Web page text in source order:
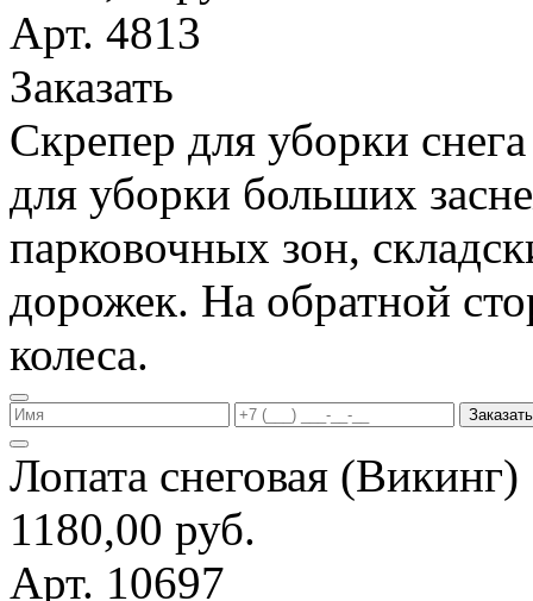
Арт. 4813
Заказать
Скрепер для уборки
для уборки больших
парковочных зон,
дорожек. На обратной
колеса.
Заказать
Лопата снеговая
1180,00 руб.
Арт. 10697